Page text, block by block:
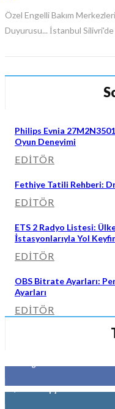
Özel Engelli Bakım
Duyurusu... İstanbul Silivri'de
Philips Evnia
Oyun Deneyimi
EDITÖR
Fethiye Tatili Rehberi:
EDITÖR
ETS 2 Radyo Listesi:
İstasyonlarıyla Yol
EDITÖR
OBS Bitrate Ayarları:
Ayarları
EDITÖR
1,234 Takipçiler